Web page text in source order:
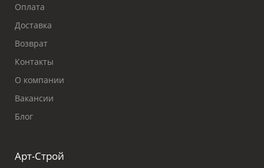
Оплата
Доставка
Возврат
Контакты
О компании
Вакансии
Блог
Арт-Строй